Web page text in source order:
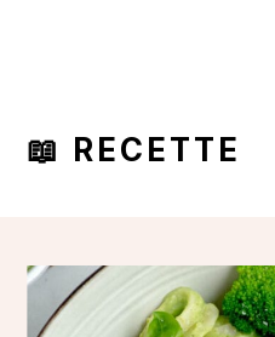
📖 RECETTE